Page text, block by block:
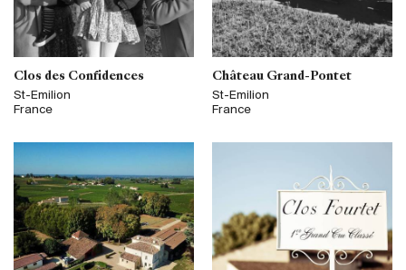
Clos des Confidences
St-Emilion
France
Château Grand-Pontet
St-Emilion
France